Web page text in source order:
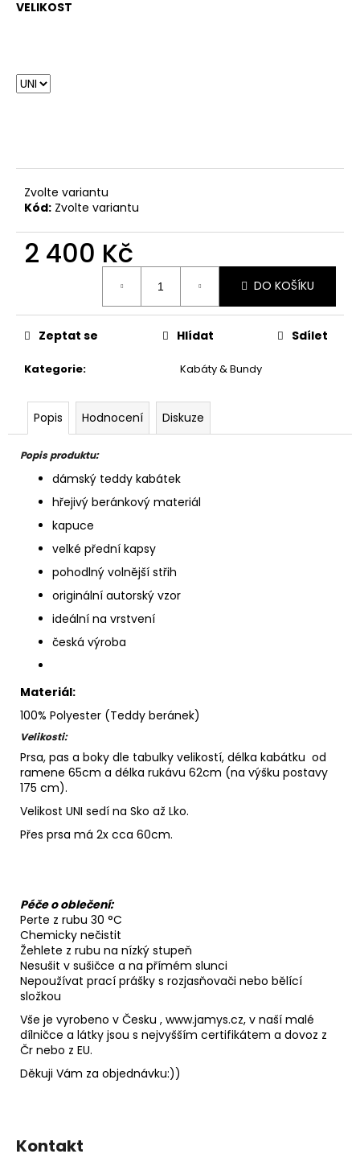
VELIKOST
Zvolte variantu
Kód: Zvolte variantu
2 400 Kč
DO KOŠÍKU
Kategorie: Kabáty & Bundy
Zeptat se Hlídat Sdílet
Popis Hodnocení Diskuze
Popis produktu:
dámský teddy kabátek
hřejivý beránkový materiál
kapuce
velké přední kapsy
pohodlný volnější střih
originální autorský vzor
ideální na vrstvení
česká výroba
Materiál:
100% Polyester (Teddy beránek)
Velikosti:
Prsa, pas a boky dle tabulky velikostí, délka kabátku od
ramene 65cm a délka rukávu 62cm (na výšku postavy
175 cm).
Velikost UNI sedí na Sko až Lko.
Přes prsa má 2x cca 60cm.
Péče o oblečení:
Perte z rubu 30 °C
Chemicky nečistit
Žehlete z rubu na nízký stupeň
Nesušit v sušičce a na přímém slunci
Nepoužívat prací prášky s rozjasňovači nebo bělící
složkou
Vše je vyrobeno v Česku , www.jamys.cz, v naší malé
dílničce a látky jsou s nejvyšším certifikátem a dovoz z
Čr nebo z EU.
Děkuji Vám za objednávku:))
Kontakt